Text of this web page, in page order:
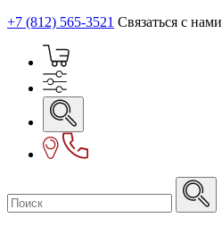
+7 (812) 565-3521 Связаться с нами